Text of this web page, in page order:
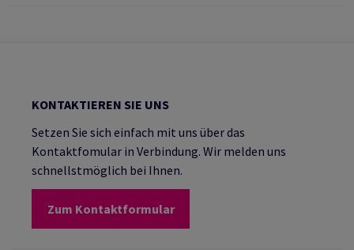
KONTAKTIEREN SIE UNS
Setzen Sie sich einfach mit uns über das
Kontaktfomular in Verbindung. Wir melden uns
schnellstmöglich bei Ihnen.
Zum Kontaktformular